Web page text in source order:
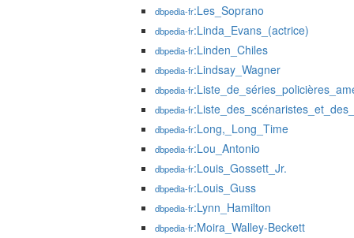
dbpedia-fr:Les_Soprano
dbpedia-fr:Linda_Evans_(actrice)
dbpedia-fr:Linden_Chiles
dbpedia-fr:Lindsay_Wagner
dbpedia-fr
dbpedia-fr
dbpedia-fr:Long,_Long_Time
dbpedia-fr:Lou_Antonio
dbpedia-fr:Louis_Gossett_Jr.
dbpedia-fr:Louis_Guss
dbpedia-fr:Lynn_Hamilton
dbpedia-fr:Moira_Walley-Beckett